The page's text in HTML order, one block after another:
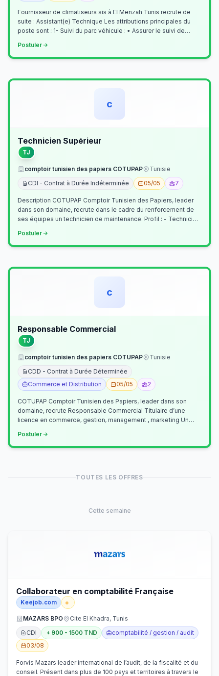
Fournisseur de climatiseurs sis à El Menzah Tunis recrute de
suite : Assistant(e) Technique Les attributions principales du
poste sont : 1- Suivi du parc véhicule : • Assurer le suivi de
Postuler
c
Technicien Supérieur
TJ
comptoir tunisien des papiers COTUPAP
Tunisie
CDI - Contrat à Durée Indéterminée
05/05 7
Description COTUPAP Comptoir Tunisien des Papiers, leader
dans son domaine, recrute dans le cadre du renforcement de
ses équipes un technicien de maintenance. Profil : - Technicien
Postuler
c
Responsable Commercial
TJ
comptoir tunisien des papiers COTUPAP
Tunisie
CDD - Contrat à Durée Déterminée
Commerce et Distribution
05/05 2
COTUPAP Comptoir Tunisien des Papiers, leader dans son
domaine, recrute Responsable Commercial Titulaire d’une
licence en commerce, gestion, management , marketing Un
Postuler
TOUTES LES OFFRES
Cette semaine
Collaborateur en comptabilité Française
Keejob.com
MAZARS BPO
Cite El Khadra, Tunis
CDI
900 - 1500 TND
comptabilité / gestion / audit
03/08
Forvis Mazars leader international de l’audit, de la fiscalité et du
conseil. Présent dans plus de 100 pays et territoires à travers le